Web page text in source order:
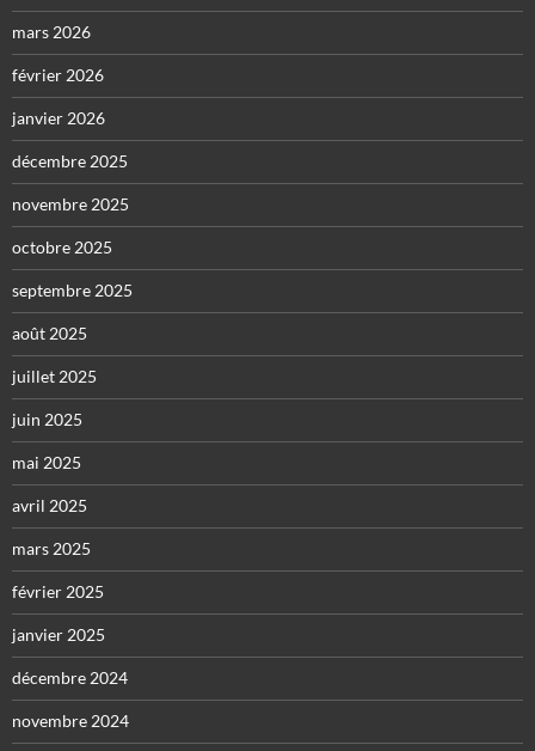
mars 2026
février 2026
janvier 2026
décembre 2025
novembre 2025
octobre 2025
septembre 2025
août 2025
juillet 2025
juin 2025
mai 2025
avril 2025
mars 2025
février 2025
janvier 2025
décembre 2024
novembre 2024